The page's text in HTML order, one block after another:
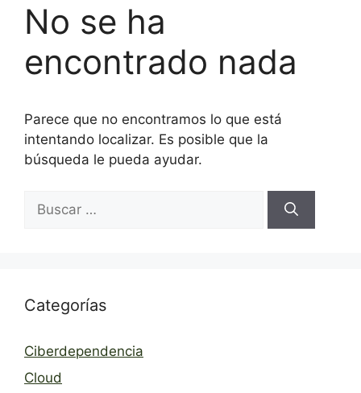
No se ha
encontrado nada
Parece que no encontramos lo que está
intentando localizar. Es posible que la
búsqueda le pueda ayudar.
Categorías
Ciberdependencia
Cloud